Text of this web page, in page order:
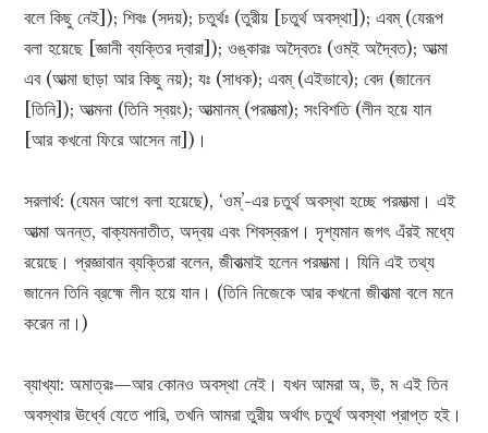
বলে কিছু নেই]); শিবঃ (সদয়); চতুর্থঃ (তুরীয় [চতুর্থ অবস্থা]); এবম্ (যেরূপ
বলা হয়েছে [জ্ঞানী ব্যক্তির দ্বারা]); ওঙ্কারঃ অদ্বৈতঃ (ওম্‌ই অদ্বৈত); আত্মা
এব (আত্মা ছাড়া আর কিছু নয়); যঃ (সাধক); এবম্ (এইভাবে); বেদ (জানেন
[তিনি]); আত্মনা (তিনি স্বয়ং); আত্মানম্ (পরমাত্মা); সংবিশতি (লীন হয়ে যান
[আর কখনো ফিরে আসেন না])।
সরলার্থ: (যেমন আগে বলা হয়েছে), ‘ওম্‌’-এর চতুর্থ অবস্থা হচ্ছে পরমাত্মা। এই
আত্মা অনন্ত, বাক্যমনাতীত, অদ্বয় এবং শিবস্বরূপ। দৃশ্যমান জগৎ এঁরই মধ্যে
রয়েছে। প্রজ্ঞাবান ব্যক্তিরা বলেন, জীবাত্মাই হলেন পরমাত্মা। যিনি এই তথ্য
জানেন তিনি ব্রহ্মে লীন হয়ে যান। (তিনি নিজেকে আর কখনো জীবাত্মা বলে মনে
করেন না।)
ব্যাখ্যা: অমাত্রঃ—আর কোনও অবস্থা নেই। যখন আমরা অ, উ, ম এই তিন
অবস্থার ঊর্ধ্বে যেতে পারি, তখনি আমরা তুরীয় অর্থাৎ চতুর্থ অবস্থা প্রাপ্ত হই।